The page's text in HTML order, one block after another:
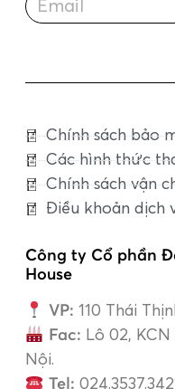
Chính sách bảo
Các hình thức
Chính sách vận
Điều khoản dịch
Công ty Cổ phần
House
VP: 110 Thái
Fac: Lô 02,
Nội.
Tel: